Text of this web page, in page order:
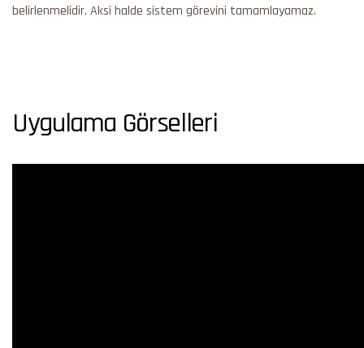
belirlenmelidir. Aksi halde sistem görevini tamamlayamaz.
Uygulama Görselleri